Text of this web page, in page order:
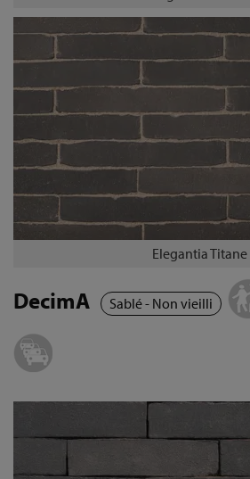
Elegantia Titane
DecimA Sablé - Non vieilli